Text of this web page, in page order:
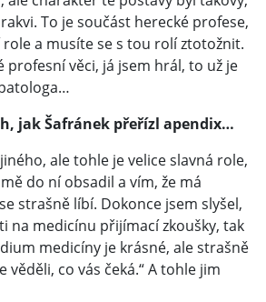
To je součást herecké profese,
a musíte se s tou rolí ztotožnit.
profesní věci, já jsem hrál, to už je
jak Šafránek přeřízl apendix…
ale tohle je velice slavná role,
do ní obsadil a vím, že má
strašně líbí. Dokonce jsem slyšel,
na medicínu přijímací zkoušky, tak
medicíny je krásné, ale strašně
věděli, co vás čeká.“ A tohle jim